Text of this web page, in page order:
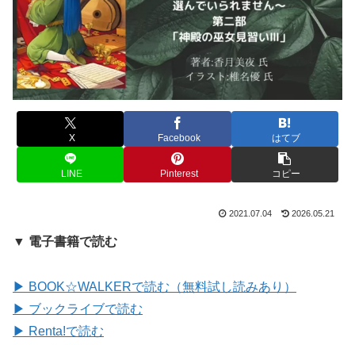
X Facebook はてブ
LINE Pinterest コピー
2021.07.04 2026.05.21
▼ 電子書籍で読む
▶ BOOK☆WALKERで読む（無料試し読みあり）
▶ ブックライブで読む
▶ Renta!で読む